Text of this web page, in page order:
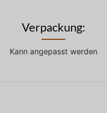
Verpackung:
Kann angepasst werden